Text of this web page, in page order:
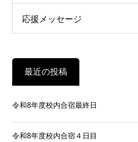
応援メッセージ
最近の投稿
令和8年度校内合宿最終日
令和8年度校内合宿４日目